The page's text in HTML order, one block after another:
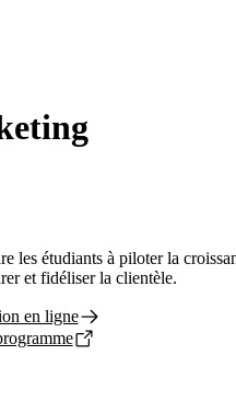
étudiants à piloter la
et fidéliser la clientèle.
en ligne